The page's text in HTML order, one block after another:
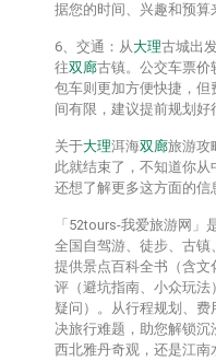
据您的时间、兴趣和预算
6、交通：从大理古城出
往双廊古镇。公交车票价
包车则更加方便快捷，
间有限，建议提前规划好
关于大理洱海双廊旅游攻
此就结束了，不知道你
还想了解更多这方面的信
「52tours-我爱旅游网
全国自驾游、徒步、古镇
提供‌景点百科全书‌（含文
评‌（避坑指南、小众玩
疑问）。从行程规划、
决旅行难题，助您解锁沉
西北雅丹奇观，还是江